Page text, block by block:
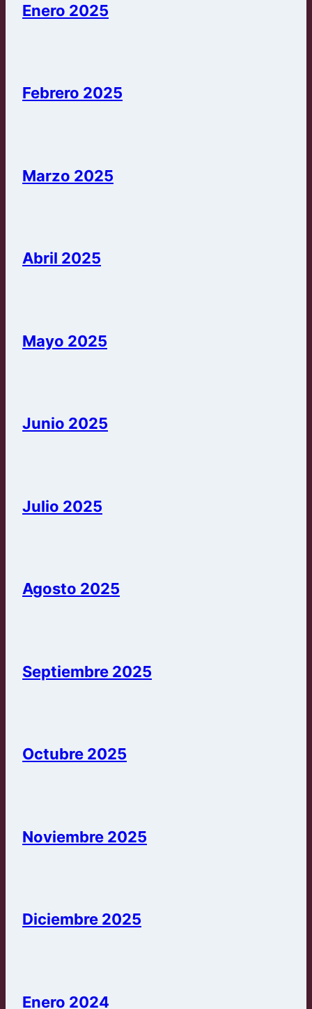
Enero 2025
Febrero 2025
Marzo 2025
Abril 2025
Mayo 2025
Junio 2025
Julio 2025
Agosto 2025
Septiembre 2025
Octubre 2025
Noviembre 2025
Diciembre 2025
Enero 2024